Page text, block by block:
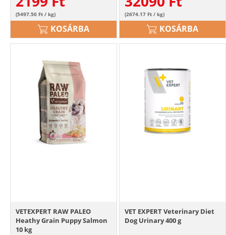
(5497.50 Ft / kg)
KOSÁRBA
(2674.17 Ft / kg)
KOSÁRBA
VETEXPERT RAW PALEO
Heathy Grain Puppy Salmon
10 kg
VET EXPERT Veterinary Diet
Dog Urinary 400 g